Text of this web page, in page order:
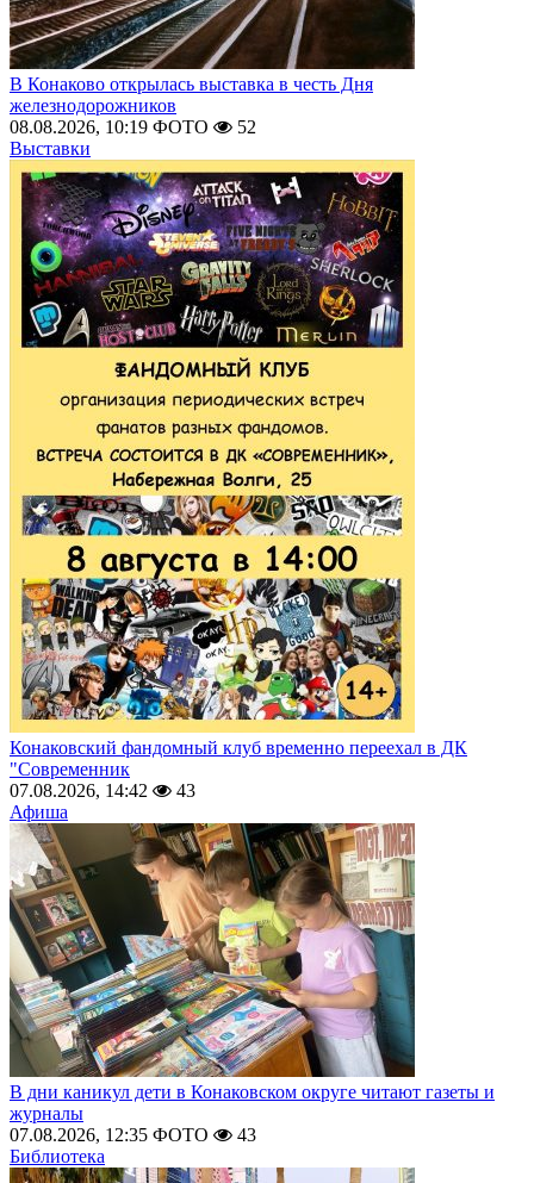
В Конаково открылась выставка в честь Дня
железнодорожников
08.08.2026, 10:19 ФОТО
52
Выставки
Конаковский фандомный клуб временно переехал в ДК
"Современник
07.08.2026, 14:42
43
Афиша
В дни каникул дети в Конаковском округе читают газеты и
журналы
07.08.2026, 12:35 ФОТО
43
Библиотека